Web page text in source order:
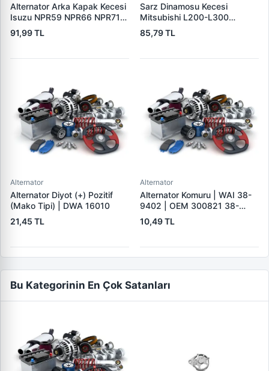
Alternator Arka Kapak Kecesi
Isuzu NPR59 NPR66 NPR71
Nqr Nkr KS22 MD27 Turkuaz
15×32×7.5 | 3E 5888310 |
91,99 TL
Sarz Dinamosu Kecesi
Mitsubishi L200-L300
Alternator Kecesi | 3E
5815305 | OEM 15305
85,79 TL
Alternator
Alternator Diyot (+) Pozitif
(Mako Tipi) | DWA 16010
21,45 TL
Alternator
Alternator Komuru | WAI 38-
9402 | OEM 300821 38-
9402
10,49 TL
Bu Kategorinin En Çok Satanları